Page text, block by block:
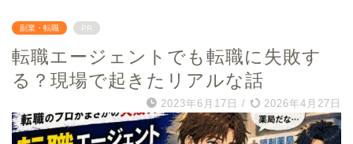
副業・転職 PR
転職エージェントでも転職に失敗す
る？現場で起きたリアルな話
2023年6月17日 / 2026年4月27日